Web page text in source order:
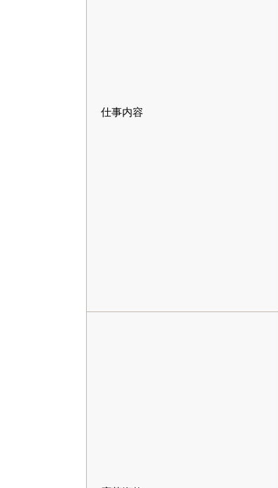
仕事内容